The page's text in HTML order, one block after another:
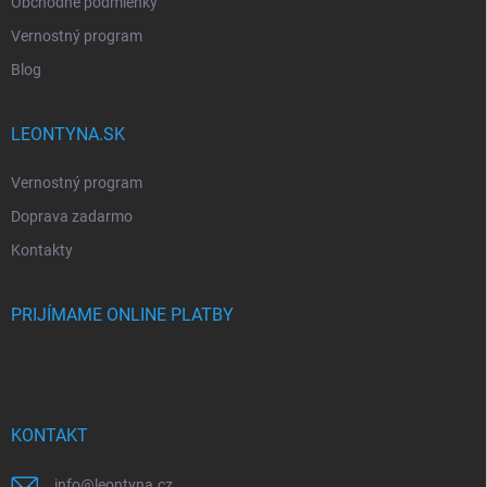
Vernostný program
Blog
LEONTYNA.SK
Vernostný program
Doprava zadarmo
Kontakty
PRIJÍMAME ONLINE PLATBY
KONTAKT